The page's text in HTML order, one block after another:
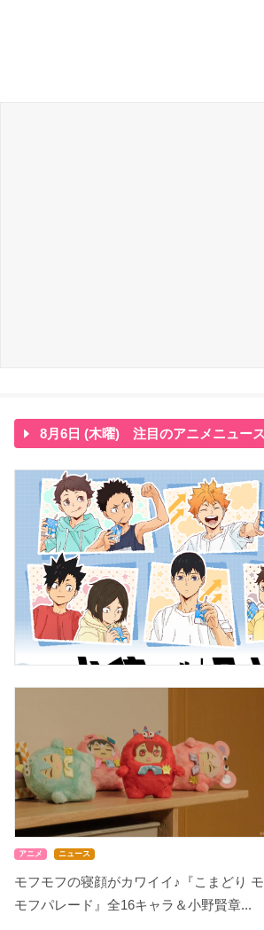
8月6日 (木曜) 注目のアニメニュース
アニメ ニュース
モフモフの寝顔がカワイイ♪『こまどり
モフパレード』全16キャラ＆小野賢章...